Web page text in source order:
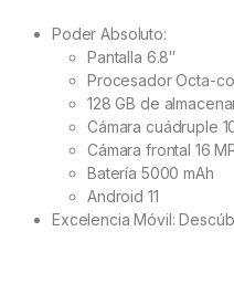
Poder Absoluto:
Pantalla 6.8″
Procesador Octa-
128 GB de
Cámara cuádruple
Cámara frontal 16
Batería 5000 mAh
Android 11
Excelencia Móvil: